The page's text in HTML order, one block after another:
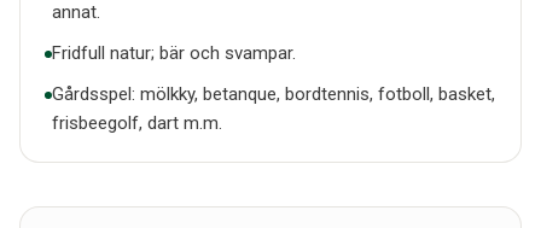
annat.
Fridfull natur; bär och svampar.
Gårdsspel: mölkky, betanque, bordtennis, fotboll, basket,
frisbeegolf, dart m.m.